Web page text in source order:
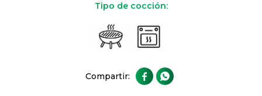
Tipo de cocción:
 